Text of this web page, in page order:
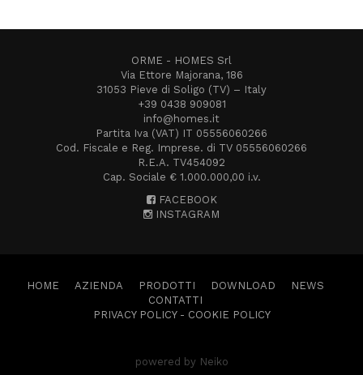
ORME - HOMES Srl
Via Ettore Majorana, 186
31053 Pieve di Soligo (TV) – Italy
+39 0438 909081
info@homes.it
Partita Iva (VAT) IT 05556060266
Cod. Fiscale e Reg. Imprese. di TV 05556060266
R.E.A. TV454092
Cap. Sociale € 1.000.000,00 i.v.
FACEBOOK
INSTAGRAM
HOME AZIENDA PRODOTTI DOWNLOAD
NEWS
CONTATTI
PRIVACY POLICY- COOKIE POLICY
powered by Neiko